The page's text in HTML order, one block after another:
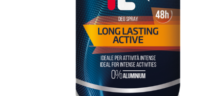
NATURALI
Fragranze Nature
Viso/Labbra/Occhi Nature
Mani
Maschera Nature
Trattamenti Viso
Detergenza
Bagno Nature
Deodoranti